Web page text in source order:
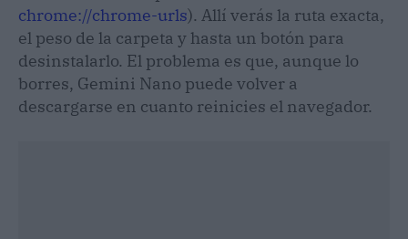
chrome://chrome-urls). Allí verás la ruta exacta,
el peso de la carpeta y hasta un botón para
desinstalarlo. El problema es que, aunque lo
borres, Gemini Nano puede volver a
descargarse en cuanto reinicies el navegador.